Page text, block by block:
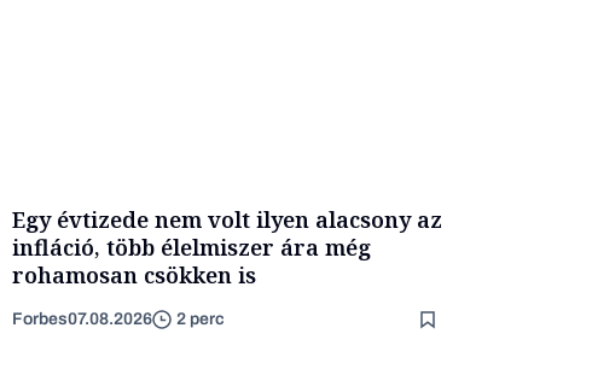
Egy évtizede nem volt ilyen alacsony az
infláció, több élelmiszer ára még
rohamosan csökken is
Forbes07.08.2026 2 perc